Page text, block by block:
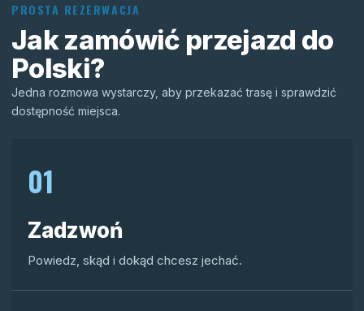
PROSTA REZERWACJA
Jak zamówić przejazd do
Polski?
Jedna rozmowa wystarczy, aby przekazać trasę i sprawdzić
dostępność miejsca.
01
Zadzwoń
Powiedz, skąd i dokąd chcesz jechać.